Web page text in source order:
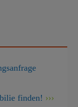
finden!